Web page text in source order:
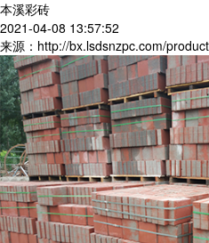
本溪彩砖
2021-04-08 13:57:52
来源：http://bx.lsdsnzpc.com/